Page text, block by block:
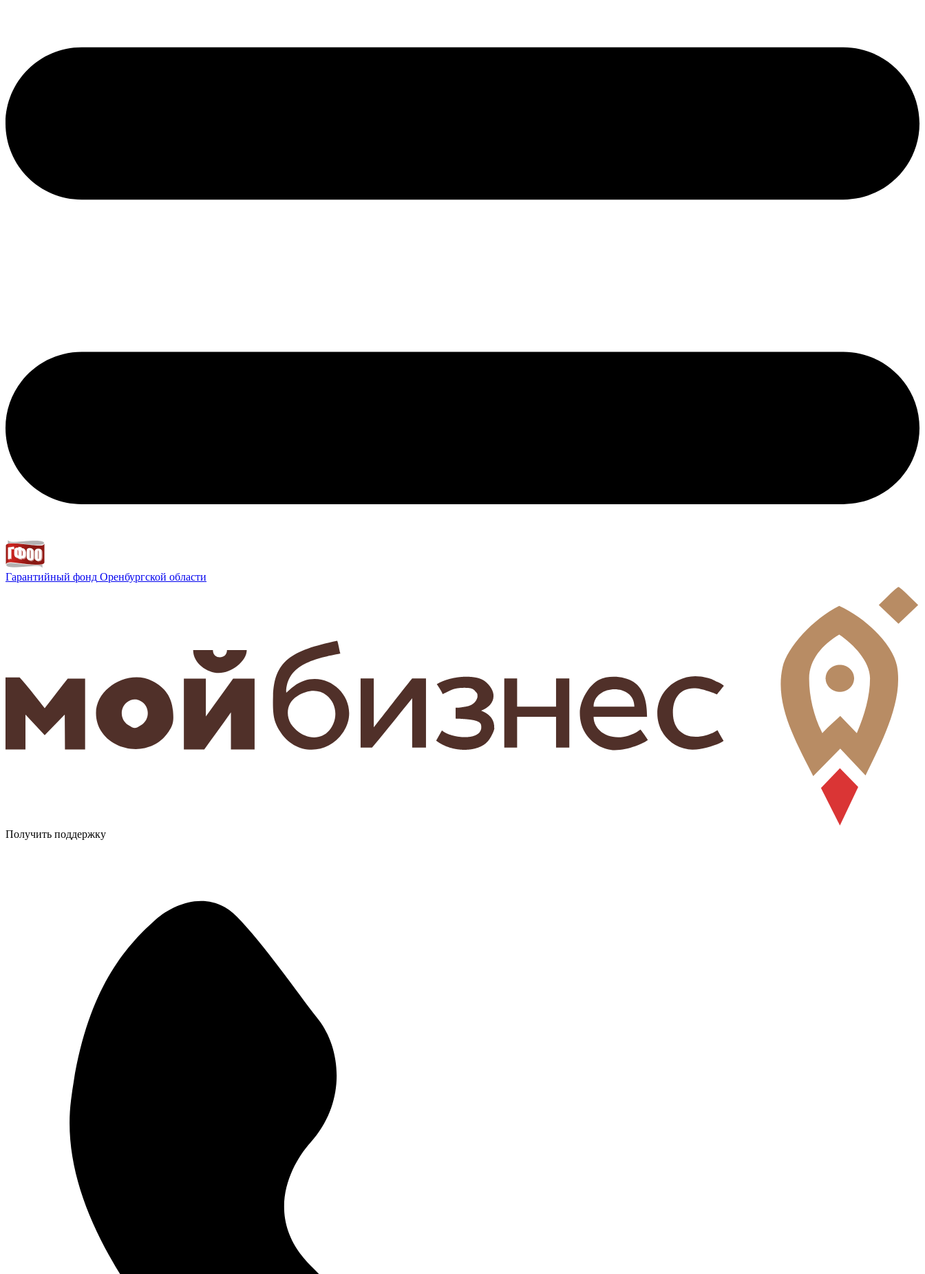
Гарантийный фонд Оренбургской области
Получить поддержку